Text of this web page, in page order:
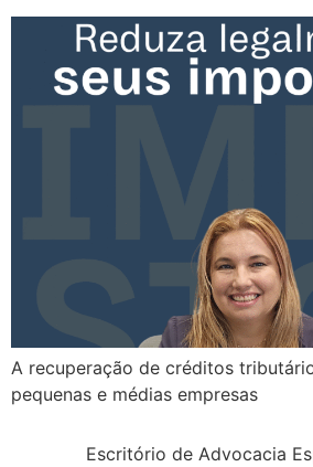
A recuperação de créditos
pequenas e médias empresas
Escritório de Advocacia